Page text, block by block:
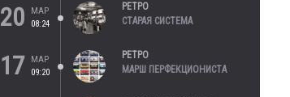
20
МАР
08:24
РЕТРО
СТАРАЯ СИСТЕМА
17
МАР
09:20
РЕТРО
МАРШ ПЕРФЕКЦИОНИСТА